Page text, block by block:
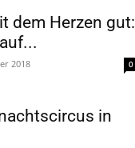
dem Herzen gut:
2018 0
in